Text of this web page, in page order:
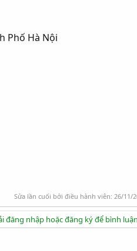
Phố Hà Nội
Sửa lần cuối bởi điều hành viên: 26/11/
đăng nhập hoặc đăng ký để bình